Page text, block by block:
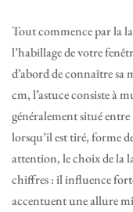
Tout commence par la
l’habillage de votre
d’abord de connaître sa
cm, l’astuce consiste à
généralement situé
lorsqu’il est tiré, forme
attention, le choix de la
chiffres : il influence
accentuent une allure